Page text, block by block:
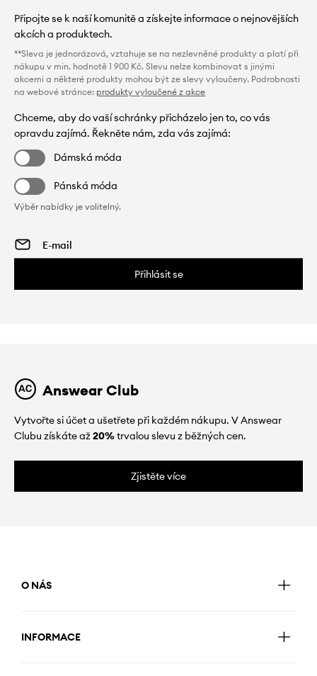
Připojte se k naší komunitě a získejte informace o nejnovějších
akcích a produktech.
**Sleva je jednorázová, vztahuje se na nezlevněné produkty a platí při
nákupu v min. hodnotě 1 900 Kč. Slevu nelze kombinovat s jinými
akcemi a některé produkty mohou být ze slevy vyloučeny. Podrobnosti
na webové stránce: produkty vyloučené z akce
Chceme, aby do vaší schránky přicházelo jen to, co vás
opravdu zajímá. Řekněte nám, zda vás zajímá:
Dámská móda
Pánská móda
Výběr nabídky je volitelný.
Přihlásit se
Answear Club
Vytvořte si účet a ušetřete při každém nákupu. V Answear
Clubu získáte až20%trvalou slevu z běžných cen.
Zjistěte více
O NÁS
INFORMACE